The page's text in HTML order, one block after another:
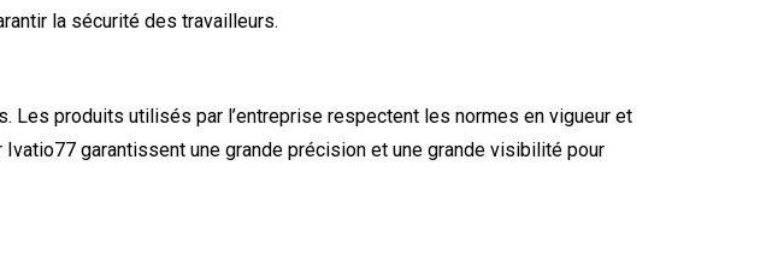
la sécurité des travailleurs.
Les produits utilisés par l’entreprise respectent les normes en vigueur et
garantissent une grande précision et une grande visibilité pour